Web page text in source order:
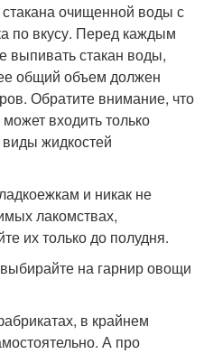
очищенной воды с
по вкусу. Перед каждым
выпивать стакан воды,
общий объем должен
Обратите внимание, что
входить только
жидкостей
и никак не
лакомствах,
их только до полудня.
на гарнир овощи
в крайнем
А про